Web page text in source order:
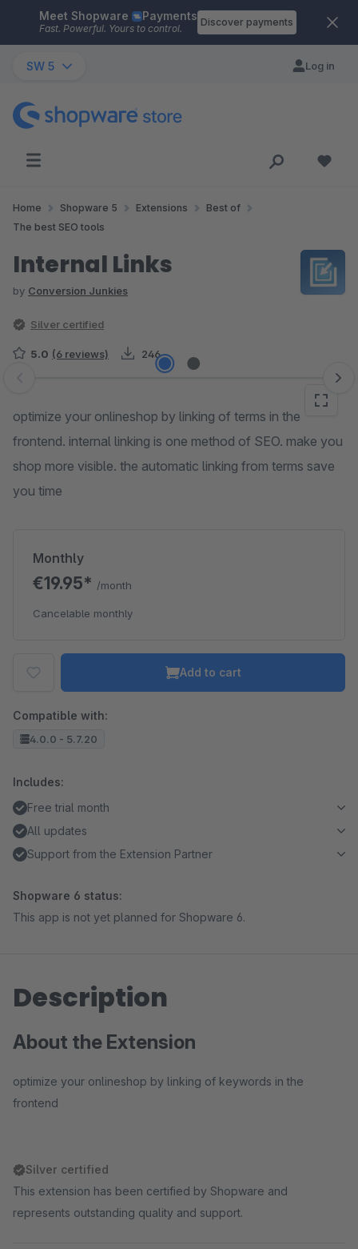
Skip to main content
Meet Shopware Payments
Fast. Powerful. Yours to control.
Discover payments
SW 5 Log in
Home Shopware 5 Extensions
Best of
The best SEO tools
Internal Links
by Conversion Junkies
Silver certified
5.0 (6 reviews) 246
Skip image gallery
optimize your onlineshop by linking of terms in the
frontend. internal linking is one method of SEO. make you
shop more visible. the automatic linking from terms save
you time
Monthly
€19.95* /month
Cancelable monthly
Add to cart
Compatible with:
4.0.0 - 5.7.20
Includes:
Free trial month
All updates
Support from the Extension Partner
Shopware 6 status:
This app is not yet planned for Shopware 6.
Description
About the Extension
optimize your onlineshop by linking of keywords in the
frontend
Silver certified
This extension has been certified by Shopware and
represents outstanding quality and support.